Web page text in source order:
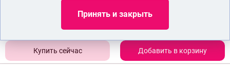
Добавить в корзину
Принять и закрыть